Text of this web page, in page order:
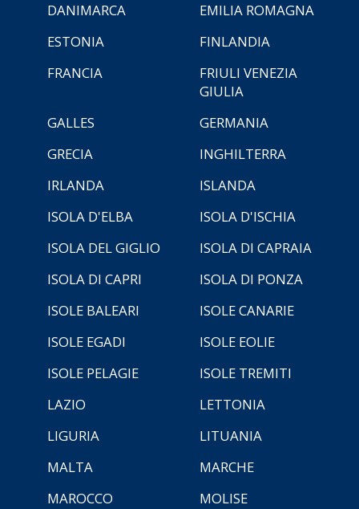
DANIMARCA
EMILIA ROMAGNA
ESTONIA
FINLANDIA
FRANCIA
FRIULI VENEZIA
GIULIA
GALLES
GERMANIA
GRECIA
INGHILTERRA
IRLANDA
ISLANDA
ISOLA D'ELBA
ISOLA D'ISCHIA
ISOLA DEL GIGLIO
ISOLA DI CAPRAIA
ISOLA DI CAPRI
ISOLA DI PONZA
ISOLE BALEARI
ISOLE CANARIE
ISOLE EGADI
ISOLE EOLIE
ISOLE PELAGIE
ISOLE TREMITI
LAZIO
LETTONIA
LIGURIA
LITUANIA
MALTA
MARCHE
MAROCCO
MOLISE